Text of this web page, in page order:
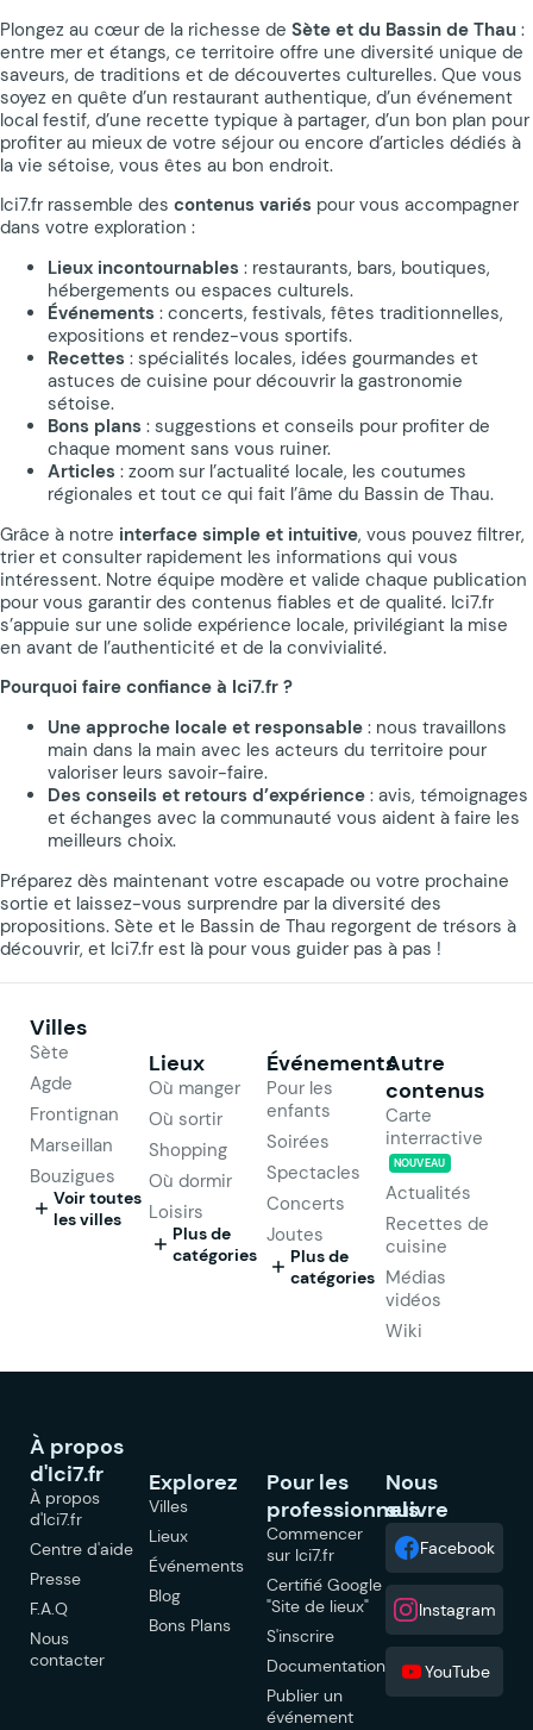
Plongez au cœur de la richesse de Sète et du Bassin de Thau :
entre mer et étangs, ce territoire offre une diversité unique de
saveurs, de traditions et de découvertes culturelles. Que vous
soyez en quête d’un restaurant authentique, d’un événement
local festif, d’une recette typique à partager, d’un bon plan pour
profiter au mieux de votre séjour ou encore d’articles dédiés à
la vie sétoise, vous êtes au bon endroit.
Ici7.fr rassemble des contenus variés pour vous accompagner
dans votre exploration :
Lieux incontournables : restaurants, bars, boutiques,
hébergements ou espaces culturels.
Événements : concerts, festivals, fêtes traditionnelles,
expositions et rendez-vous sportifs.
Recettes : spécialités locales, idées gourmandes et
astuces de cuisine pour découvrir la gastronomie
sétoise.
Bons plans : suggestions et conseils pour profiter de
chaque moment sans vous ruiner.
Articles : zoom sur l’actualité locale, les coutumes
régionales et tout ce qui fait l’âme du Bassin de Thau.
Grâce à notre interface simple et intuitive, vous pouvez filtrer,
trier et consulter rapidement les informations qui vous
intéressent. Notre équipe modère et valide chaque publication
pour vous garantir des contenus fiables et de qualité. Ici7.fr
s’appuie sur une solide expérience locale, privilégiant la mise
en avant de l’authenticité et de la convivialité.
Pourquoi faire confiance à Ici7.fr ?
Une approche locale et responsable : nous travaillons
main dans la main avec les acteurs du territoire pour
valoriser leurs savoir-faire.
Des conseils et retours d’expérience : avis, témoignages
et échanges avec la communauté vous aident à faire les
meilleurs choix.
Préparez dès maintenant votre escapade ou votre prochaine
sortie et laissez-vous surprendre par la diversité des
propositions. Sète et le Bassin de Thau regorgent de trésors à
découvrir, et Ici7.fr est là pour vous guider pas à pas !
Villes
Sète
Agde
Frontignan
Marseillan
Bouzigues
Voir toutes
les villes
Lieux
Où manger
Où sortir
Shopping
Où dormir
Loisirs
Plus de
catégories
Événements
Pour les
enfants
Soirées
Spectacles
Concerts
Joutes
Plus de
catégories
Autre
contenus
Carte
interractive
NOUVEAU
Actualités
Recettes de
cuisine
Médias
vidéos
Wiki
À propos
d'Ici7.fr
À propos
d'Ici7.fr
Centre d'aide
Presse
F.A.Q
Nous
contacter
Explorez
Villes
Lieux
Événements
Blog
Bons Plans
Pour les
professionnels
Commencer
sur Ici7.fr
Certifié Google
"Site de lieux"
S'inscrire
Documentation
Publier un
événement
Nous
suivre
Facebook
Instagram
YouTube